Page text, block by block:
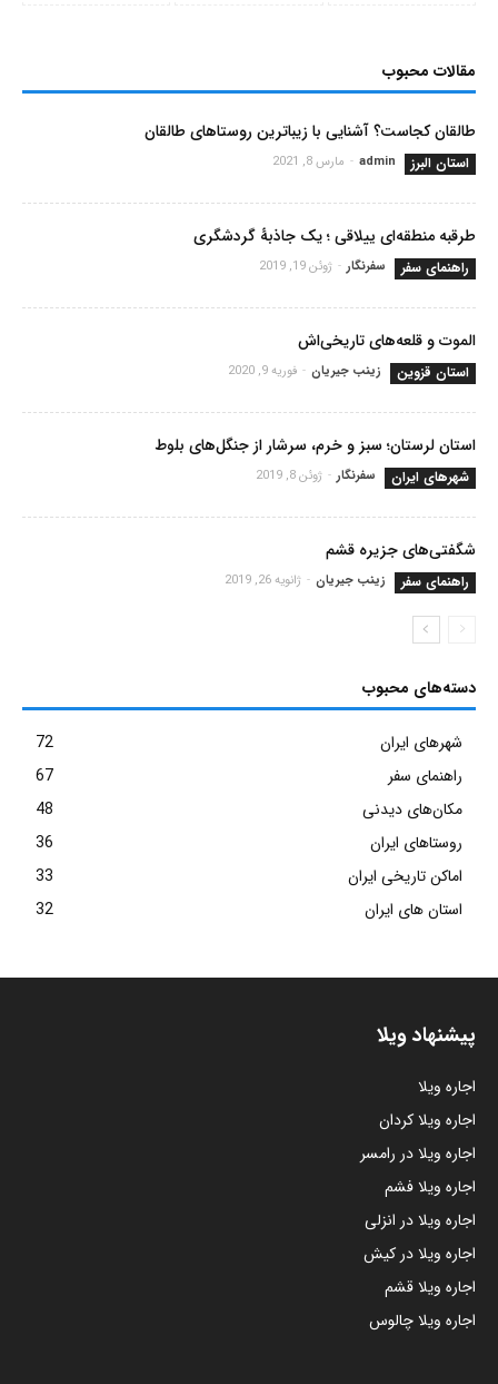
مقالات محبوب
طالقان کجاست؟ آشنایی با زیباترین روستاهای طالقان
استان البرز admin
- مارس 8, 2021
طرقبه منطقه‌ای ییلاقی ؛ یک جاذبۀ گردشگری
راهنمای سفر سفرنگار - ژوئن 19, 2019
الموت و قلعه‌های تاریخی‌اش
استان قزوین زینب جیریان - فوریه 9, 2020
استان لرستان؛ سبز و خرم، سرشار از جنگل‌های بلوط
شهرهای ایران سفرنگار - ژوئن 8, 2019
شگفتی‌های جزیره قشم
راهنمای سفر زینب جیریان - ژانویه 26, 2019
دسته‌های محبوب
شهرهای ایران
72
راهنمای سفر
67
مکان‌های دیدنی
48
روستاهای ایران
36
اماکن تاریخی ایران
33
استان های ایران
32
پیشنهاد ویلا
اجاره ویلا
اجاره ویلا کردان
اجاره ویلا در رامسر
اجاره ویلا فشم
اجاره ویلا در انزلی
اجاره ویلا در کیش
اجاره ویلا قشم
اجاره ویلا چالوس